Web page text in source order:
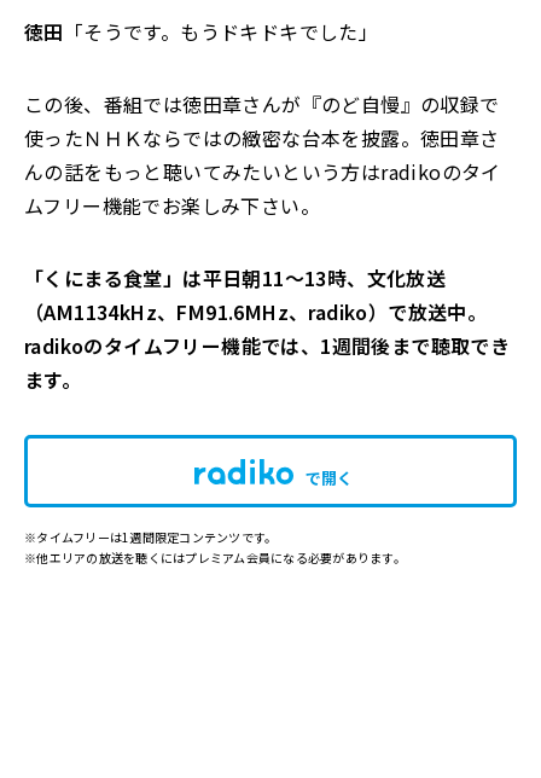
徳田 「そうです。もうドキドキでした」
この後、番組では徳田章さんが『のど自慢』の収録で
使ったＮＨＫならではの緻密な台本を披露。徳田章さ
んの話をもっと聴いてみたいという方はradikoのタイ
ムフリー機能でお楽しみ下さい。
「くにまる食堂」は平日朝11～13時、文化放送
（AM1134kHz、FM91.6MHz、radiko）で放送中。
radikoのタイムフリー機能では、1週間後まで聴取でき
ます。
で開く
※タイムフリーは1週間限定コンテンツです。
※他エリアの放送を聴くにはプレミアム会員になる必要があります。